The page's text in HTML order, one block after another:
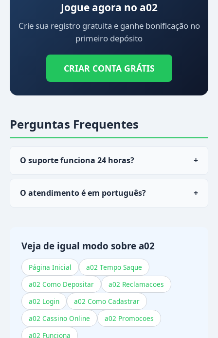
Jogue agora no a02
Crie sua registro gratuita e ganhe bonificação no
primeiro depósito
CRIAR CONTA GRÁTIS
Perguntas Frequentes
O suporte funciona 24 horas?
+
todo por dia, 7 dias por semana.
O atendimento é em português?
+
Veja de igual modo sobre a02
Página Inicial
a02 Tempo Saque
a02 Como Depositar
a02 Reclamacoes
a02 Login
a02 Como Cadastrar
a02 Cassino Online
a02 Promocoes
a02 Funciona